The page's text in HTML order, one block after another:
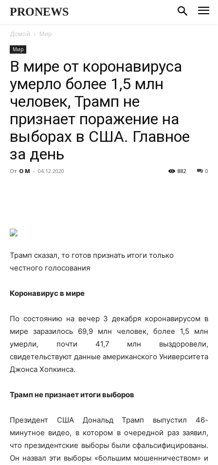
PRONEWS
Домой Мир
Мир
В мире от коронавируса
умерло более 1,5 млн
человек, Трамп не
признает поражение на
выборах в США. Главное
за день
От О М - 04.12.2020 0
882
Трамп сказал, то готов признать итоги только
честного голосования
Коронавирус в мире
По состоянию на вечер 3 декабря коронавирусом в
мире заразилось 69,9 млн человек, более 1,5 млн
умерли, почти 41,7 млн выздоровели,
свидетельствуют данные американского Университета
Джонса Хопкинса.
Трамп не признает итоги выборов
Президент США Дональд Трамп выпустил 46-
минутное видео, в котором в очередной раз заявил,
что президентские выборы были сфальсифицированы.
Он назвал эти выборы «большим мошенничеством» и